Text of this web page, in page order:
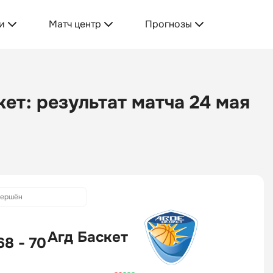
Матч центр Прогнозы
результат матча 24 мая
- 70Агд Баскет